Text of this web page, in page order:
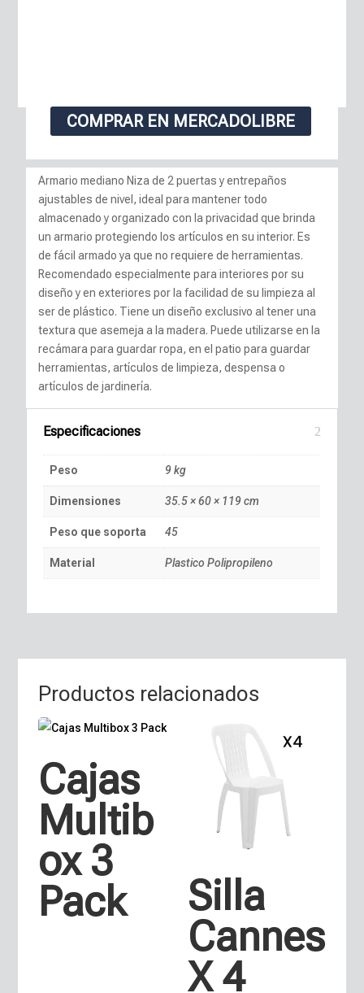
COMPRAR EN MERCADOLIBRE
Armario mediano Niza de 2 puertas y entrepaños
ajustables de nivel, ideal para mantener todo
almacenado y organizado con la privacidad que brinda
un armario protegiendo los artículos en su interior. Es
de fácil armado ya que no requiere de herramientas.
Recomendado especialmente para interiores por su
diseño y en exteriores por la facilidad de su limpieza al
ser de plástico. Tiene un diseño exclusivo al tener una
textura que asemeja a la madera. Puede utilizarse en la
recámara para guardar ropa, en el patio para guardar
herramientas, artículos de limpieza, despensa o
artículos de jardinería.
Especificaciones
Peso 9 kg
Dimensiones 35.5 × 60 × 119 cm
Peso que soporta 45
Material Plastico Polipropileno
Productos relacionados
Cajas
Multib
ox 3
Pack
Silla
Cannes
X 4